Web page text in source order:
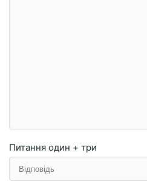
Питання один + три